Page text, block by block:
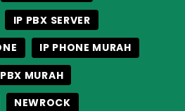
IP PBX SERVER
IP PHONE MURAH
MURAH
NEWROCK